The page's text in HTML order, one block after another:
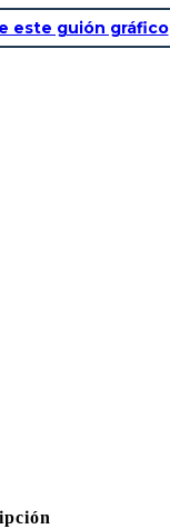
este guión gráfico